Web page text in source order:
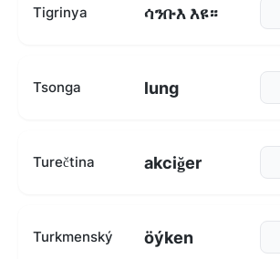
Tigrinya ሳንቡእ እዩ።
Tsonga lung
Turečtina akciğer
Turkmenský öýken